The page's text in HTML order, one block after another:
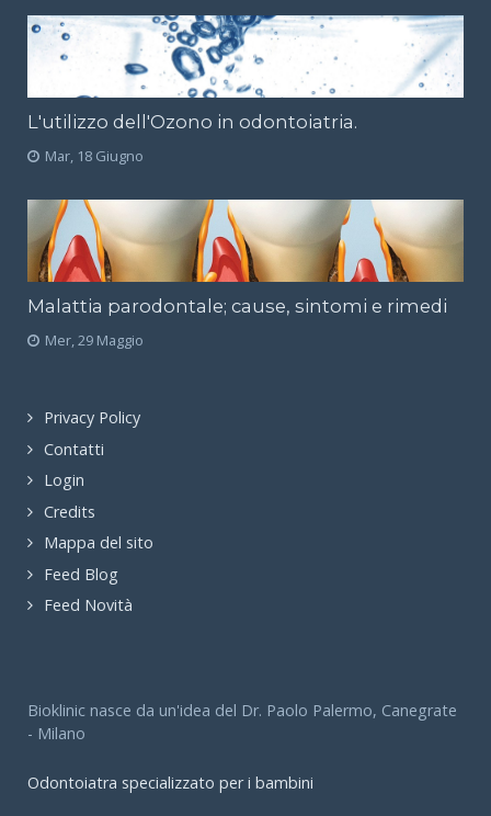
L'utilizzo dell'Ozono in odontoiatria.
Mar, 18 Giugno
Malattia parodontale; cause, sintomi e rimedi
Mer, 29 Maggio
Privacy Policy
Contatti
Login
Credits
Mappa del sito
Feed Blog
Feed Novità
Bioklinic nasce da un'idea del Dr. Paolo Palermo, Canegrate
- Milano
Odontoiatra specializzato per i bambini